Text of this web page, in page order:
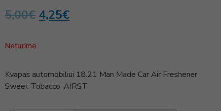
5,00€ 4,25€
Neturime
Kvapas automobiliui 18.21 Man Made Car Air Freshener
Sweet Tobacco, AIRST